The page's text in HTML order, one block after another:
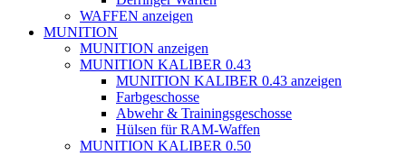
WAFFEN anzeigen
MUNITION
MUNITION anzeigen
MUNITION KALIBER 0.43
MUNITION KALIBER 0.43 anzeigen
Farbgeschosse
Abwehr & Trainingsgeschosse
Hülsen für RAM-Waffen
MUNITION KALIBER 0.50